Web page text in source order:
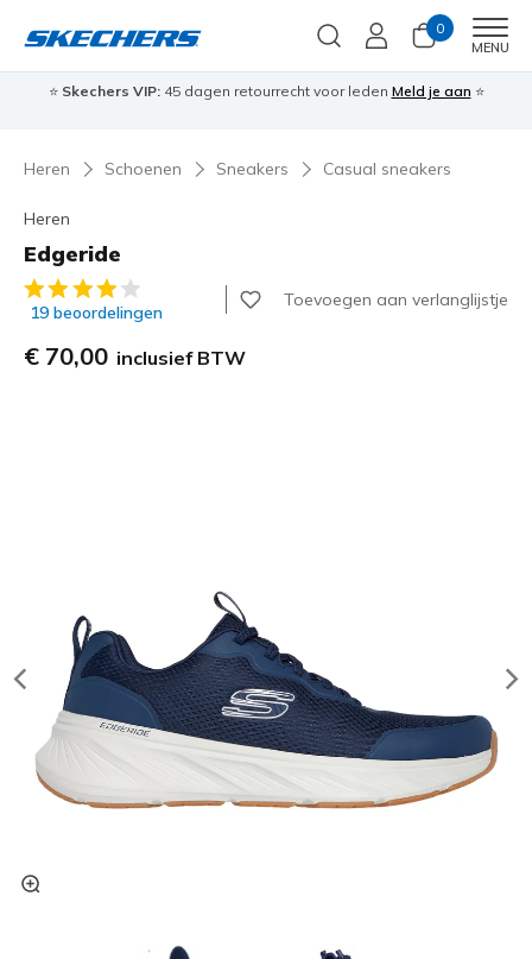
0
MENU
⭐ Skechers VIP:45 dagen retourrecht voor leden Meld je aan ⭐
Heren Schoenen Sneakers Casual sneakers
Heren
Edgeride
5 van de 5 klantbeoordelingen
19 beoordelingen
Toevoegen aan verlanglijstje
€ 70,00 inclusief BTW